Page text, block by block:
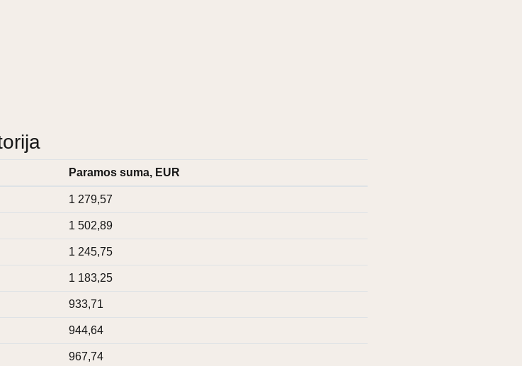
Paramos suma, EUR
1 279,57
1 502,89
1 245,75
1 183,25
933,71
944,64
967,74